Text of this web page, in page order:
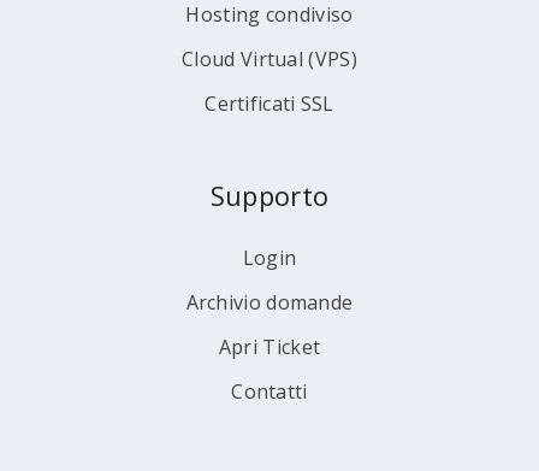
Hosting condiviso
Cloud Virtual (VPS)
Certificati SSL
Supporto
Login
Archivio domande
Apri Ticket
Contatti